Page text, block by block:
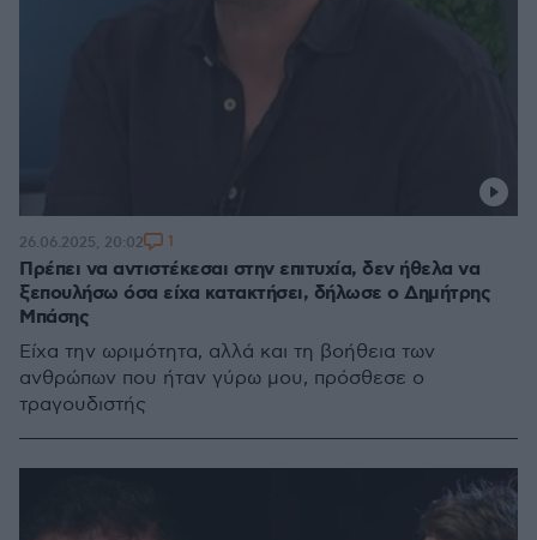
Πρέπει να αντιστέκεσαι στην επιτυχία, δεν ήθελα να
ξεπουλήσω όσα είχα κατακτήσει, δήλωσε ο Δημήτρης
Μπάσης
Είχα την ωριμότητα, αλλά και τη βοήθεια των
ανθρώπων που ήταν γύρω μου, πρόσθεσε ο
τραγουδιστής
26.06.2025, 20:02 1